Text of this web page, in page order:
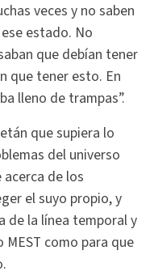
veces y no saben
estado. No
que debían tener
que tener esto. En
lleno de trampas”.
que supiera lo
del universo
acerca de los
el suyo propio, y
de la línea temporal y
MEST como para que